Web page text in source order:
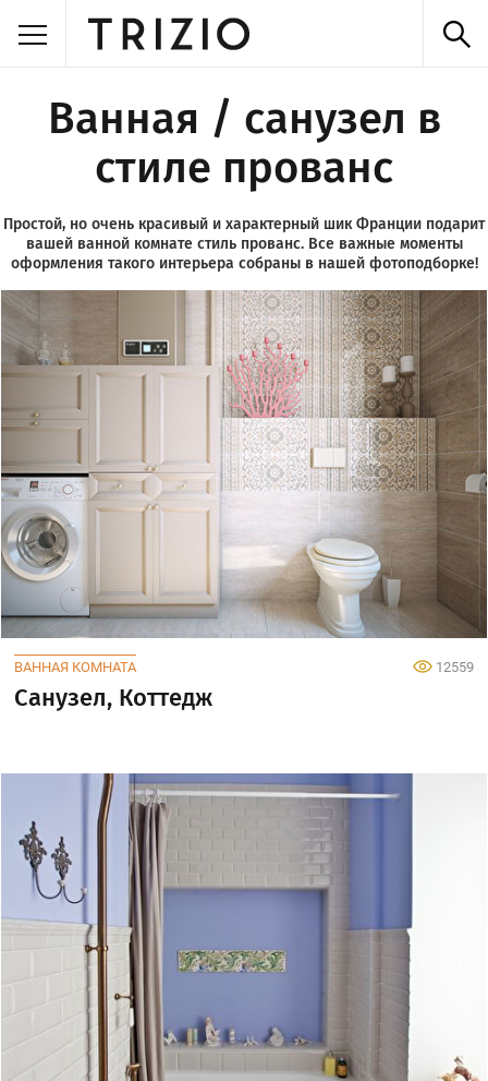
Ванная / санузел в
стиле прованс
Простой, но очень красивый и характерный шик Франции подарит
вашей ванной комнате стиль прованс. Все важные моменты
оформления такого интерьера собраны в нашей фотоподборке!
ВАННАЯ КОМНАТА 12559
Санузел, Коттедж